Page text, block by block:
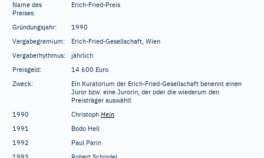
Name des
Preises:
Erich-Fried-Preis
Gründungsjahr:
1990
Vergabegremium:
Erich-Fried-Gesellschaft, Wien
Vergaberhythmus:
jährlich
Preisgeld:
14 600 Euro
Zweck:
Ein Kuratorium der Erich-Fried-Gesellschaft benennt einen
Juror bzw. eine Jurorin, der oder die wiederum den
Preisträger auswählt
1990
Christoph Hein
1991
Bodo Hell
1992
Paul Parin